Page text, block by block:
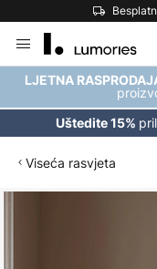
to
Content
LJETNA
Uštedite 15%
Viseća rasvjeta